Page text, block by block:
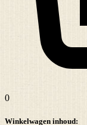
0
Winkelwagen inhoud: